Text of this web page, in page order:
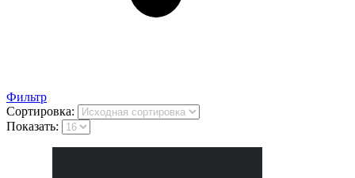
Фильтр
Сортировка:
Показать: